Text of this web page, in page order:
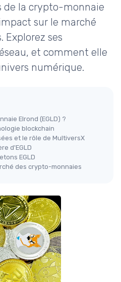
de la crypto-monnaie
sur le marché
Explorez ses
et comment elle
numérique.
Elrond (EGLD) ?
blockchain
et le rôle de MultiversX
d'EGLD
EGLD
des crypto-monnaies